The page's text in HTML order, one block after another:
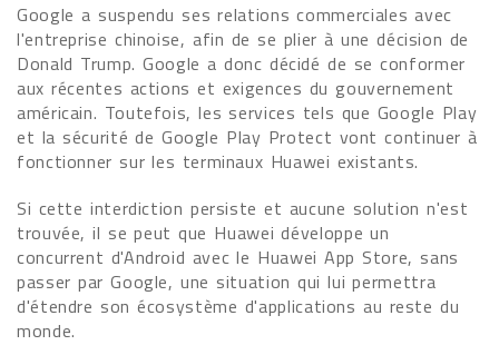
Google a suspendu ses relations commerciales avec
l'entreprise chinoise, afin de se plier à une décision de
Donald Trump. Google a donc décidé de se conformer
aux récentes actions et exigences du gouvernement
américain. Toutefois, les services tels que Google Play
et la sécurité de Google Play Protect vont continuer à
fonctionner sur les terminaux Huawei existants.
Si cette interdiction persiste et aucune solution n'est
trouvée, il se peut que Huawei développe un
concurrent d'Android avec le Huawei App Store, sans
passer par Google, une situation qui lui permettra
d'étendre son écosystème d'applications au reste du
monde.